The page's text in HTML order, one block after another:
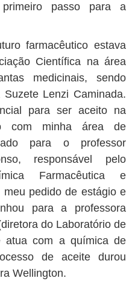
passo para a
farmacêutico estava
Científica na área
medicinais, sendo
Lenzi Caminada.
para ser aceito na
com minha área de
para o professor
responsável pelo
Farmacêutica e
pedido de estágio e
para a professora
do Laboratório de
atua com a química de
de aceite durou
Wellington.